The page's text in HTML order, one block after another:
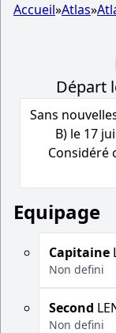
Accueil»Atlas»
Départ
Sans
B) le 17
Considéré
Equipage
Capitaine
Non defini
Second
Non defini